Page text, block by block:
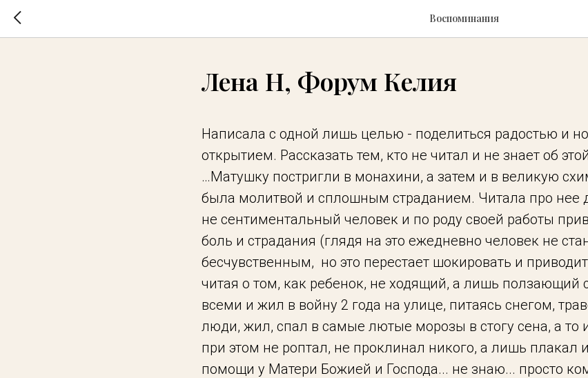
Воспоминания
Лена Н, Форум Келия
Написала с одной лишь целью - поделиться радостью и
открытием. Рассказать тем, кто не читал и не знает об
…Матушку постригли в монахини, а затем и в великую
была молитвой и сплошным страданием. Читала про нее
не сентиментальный человек и по роду своей работы
боль и страдания (глядя на это ежедневно человек не
бесчувственным, но это перестает шокировать и
читая о том, как ребенок, не ходящий, а лишь ползающий
всеми и жил в войну 2 года на улице, питаясь снегом,
люди, жил, спал в самые лютые морозы в стогу сена, а то
при этом не роптал, не проклинал никого, а лишь плакал
помощи у Матери Божией и Господа... не знаю... просто